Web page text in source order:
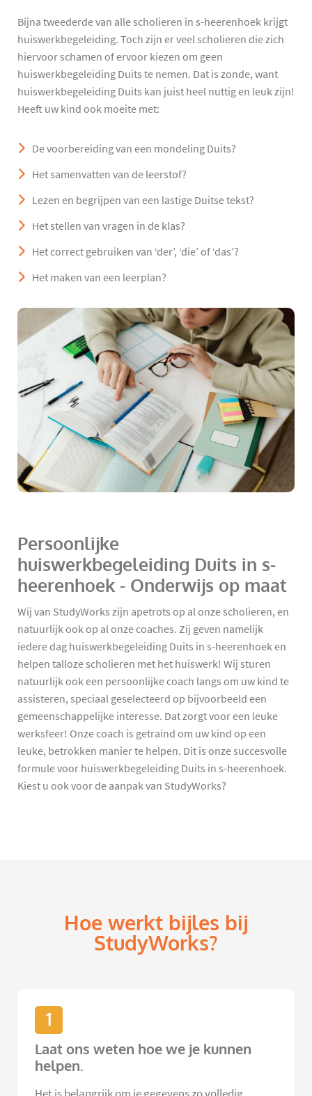
Bijna tweederde van alle scholieren in s-heerenhoek krijgt
huiswerkbegeleiding. Toch zijn er veel scholieren die zich
hiervoor schamen of ervoor kiezen om geen
huiswerkbegeleiding Duits te nemen. Dat is zonde, want
huiswerkbegeleiding Duits kan juist heel nuttig en leuk zijn!
Heeft uw kind ook moeite met:
De voorbereiding van een mondeling Duits?
Het samenvatten van de leerstof?
Lezen en begrijpen van een lastige Duitse tekst?
Het stellen van vragen in de klas?
Het correct gebruiken van ‘der’, ‘die’ of ‘das’?
Het maken van een leerplan?
Persoonlijke
huiswerkbegeleiding Duits in s-
heerenhoek - Onderwijs op maat
Wij van StudyWorks zijn apetrots op al onze scholieren, en
natuurlijk ook op al onze coaches. Zij geven namelijk
iedere dag huiswerkbegeleiding Duits in s-heerenhoek en
helpen talloze scholieren met het huiswerk! Wij sturen
natuurlijk ook een persoonlijke coach langs om uw kind te
assisteren, speciaal geselecteerd op bijvoorbeeld een
gemeenschappelijke interesse. Dat zorgt voor een leuke
werksfeer! Onze coach is getraind om uw kind op een
leuke, betrokken manier te helpen. Dit is onze succesvolle
formule voor huiswerkbegeleiding Duits in s-heerenhoek.
Kiest u ook voor de aanpak van StudyWorks?
Hoe werkt bijles bij
StudyWorks?
1
Laat ons weten hoe we je kunnen
helpen.